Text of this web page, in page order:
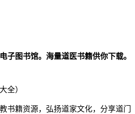
子图书馆。海量道医书籍供你下载。
书籍资源，弘扬道家文化，分享道门